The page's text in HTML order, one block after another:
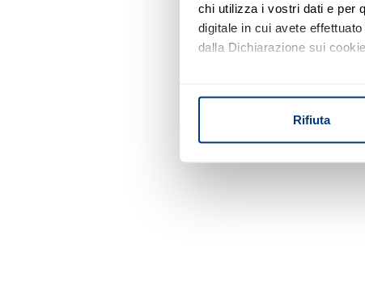
chi utilizza i vostri dati e per
digitale in cui avete
dalla Dichiarazione sui
Identificare il tuo
digitali).
Rifiuta